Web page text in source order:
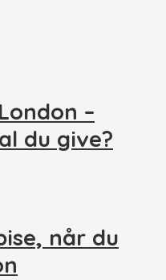
–
du give?
når du